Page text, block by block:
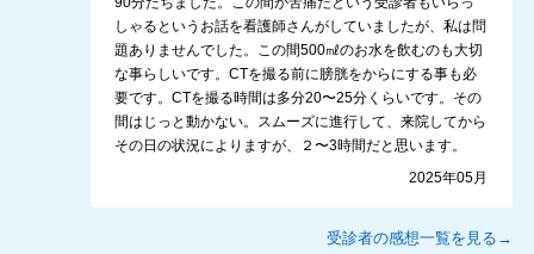
しゃるというお話を看護師さんがしていましたが、私は問
題ありませんでした。この間500㎖のお水を飲むのも大切
な事らしいです。CTを撮る前に膀胱をからにする事も必
要です。CTを撮る時間は多分20〜25分くらいです。その
間はじっと動かない。スムーズに進行して、来院してから
その日の状況によりますが、２〜3時間だと思います。
2025年05月
受診者の感想一覧を見る→